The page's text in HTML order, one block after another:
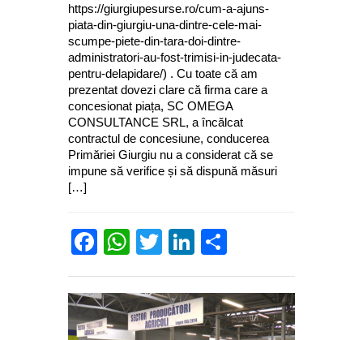
https://giurgiupesurse.ro/cum-a-ajuns-
piata-din-giurgiu-una-dintre-cele-mai-
scumpe-piete-din-tara-doi-dintre-
administratori-au-fost-trimisi-in-judecata-
pentru-delapidare/) . Cu toate că am
prezentat dovezi clare că firma care a
concesionat piața, SC OMEGA
CONSULTANCE SRL, a încălcat
contractul de concesiune, conducerea
Primăriei Giurgiu nu a considerat că se
impune să verifice și să dispună măsuri
[…]
Facebook
WhatsApp
TwitterLinkedIn